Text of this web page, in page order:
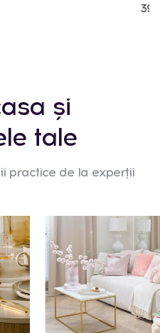
și
tale
practice de la experții